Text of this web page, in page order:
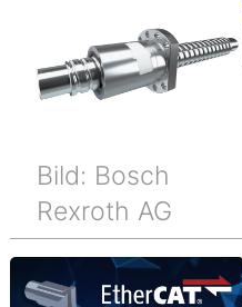
Bild: Bosch
Rexroth AG